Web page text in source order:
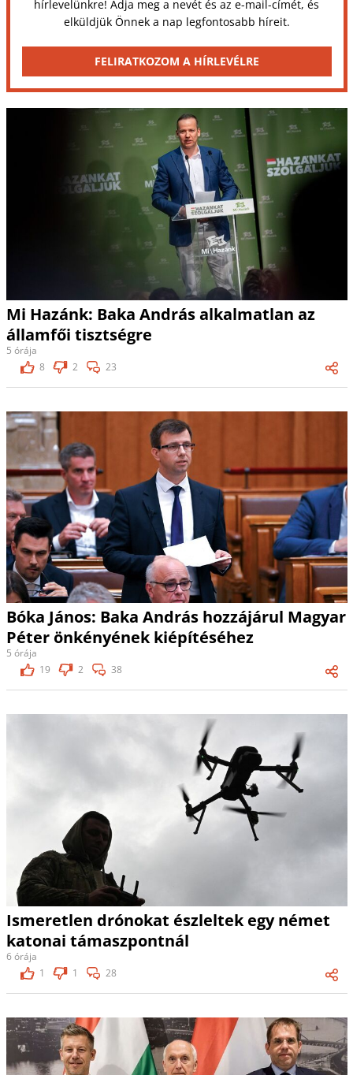
hírlevelünkre! Adja meg a nevét és az e-mail-címét, és
elküldjük Önnek a nap legfontosabb híreit.
FELIRATKOZOM A HÍRLEVÉLRE
Mi Hazánk: Baka András alkalmatlan az
államfői tisztségre
5 órája
8
2 23
Bóka János: Baka András hozzájárul Magyar
Péter önkényének kiépítéséhez
5 órája
19
2 38
Ismeretlen drónokat észleltek egy német
katonai támaszpontnál
6 órája
1
1 28